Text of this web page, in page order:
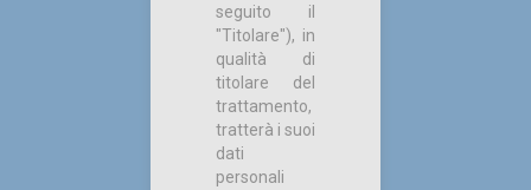
seguito il
"Titolare"), in
qualità di
titolare del
trattamento,
tratterà i suoi
dati
personali